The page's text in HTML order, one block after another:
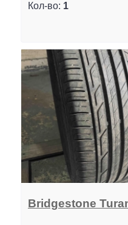
Кол-во: 1
Bridgestone